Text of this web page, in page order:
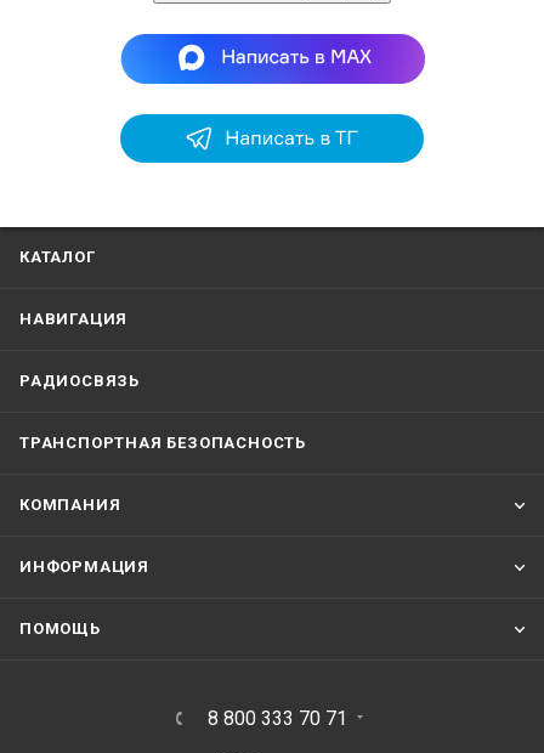
КАТАЛОГ
НАВИГАЦИЯ
РАДИОСВЯЗЬ
ТРАНСПОРТНАЯ БЕЗОПАСНОСТЬ
КОМПАНИЯ
ИНФОРМАЦИЯ
ПОМОЩЬ
8 800 333 70 71